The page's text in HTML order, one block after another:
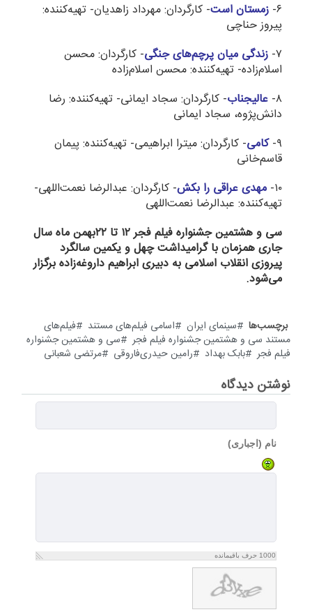
۶- زمستان است- کارگردان: مهرداد زاهدیان- تهیه‌کننده:
پیروز حناچی
۷- زندگی میان پرچم‌های جنگی- کارگردان: محسن
اسلام‌زاده- تهیه‌کننده: محسن اسلام‌زاده
۸- عالیجناب- کارگردان: سجاد ایمانی- تهیه‌کننده: رضا
دانش‌پژوه، سجاد ایمانی
۹- کامی- کارگردان: میترا ابراهیمی- تهیه‌کننده: پیمان
قاسم‌خانی
۱۰- مهدی عراقی را بکش- کارگردان: عبدالرضا نعمت‌اللهی-
تهیه‌کننده: عبدالرضا نعمت‌اللهی
سی و هشتمین جشنواره فیلم فجر ۱۲ تا ۲۲بهمن ماه سال
جاری همزمان با گرامیداشت چهل و یکمین سالگرد
پیروزی انقلاب اسلامی به دبیری ابراهیم داروغه‌زاده برگزار
می‌شود.
برچسب‌ها سینمای ایران اسامی فیلم‌های مستند
فیلم‌های
مستند سی و هشتمین جشنواره فیلم فجر
سی و هشتمین جشنواره
فیلم فجر
بابک بهداد رامین حیدری‌فاروقی مرتضی شعبانی
نوشتن دیدگاه
نام (اجباری)
1000 حرف باقیمانده